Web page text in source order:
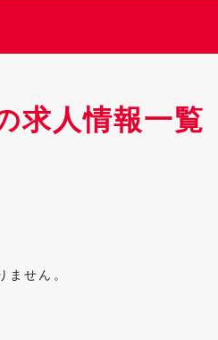
求人情報一覧
ません。